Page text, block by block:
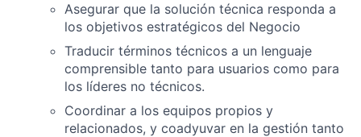
Asegurar que la solución técnica responda a
los objetivos estratégicos del Negocio
Traducir términos técnicos a un lenguaje
comprensible tanto para usuarios como para
los líderes no técnicos.
Coordinar a los equipos propios y
relacionados, y coadyuvar en la gestión tanto